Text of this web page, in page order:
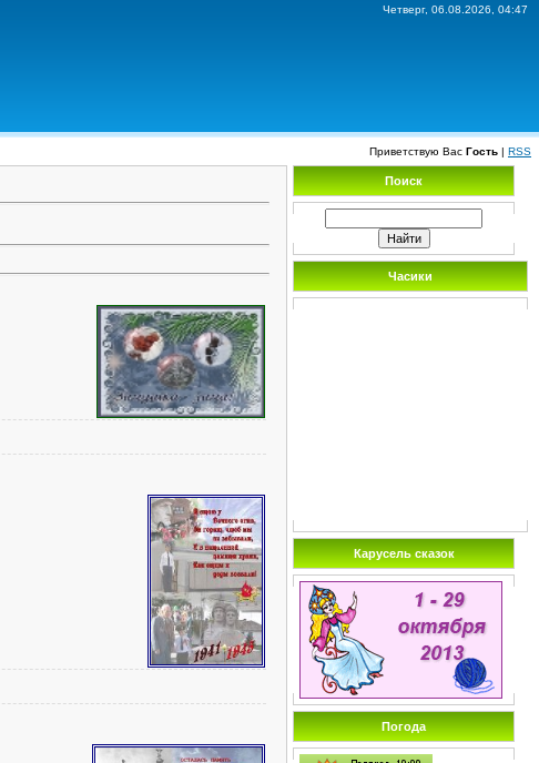
Четверг, 06.08.2026, 04:47
Приветствую Вас Гость | RSS
Поиск
Часики
Карусель сказок
Погода